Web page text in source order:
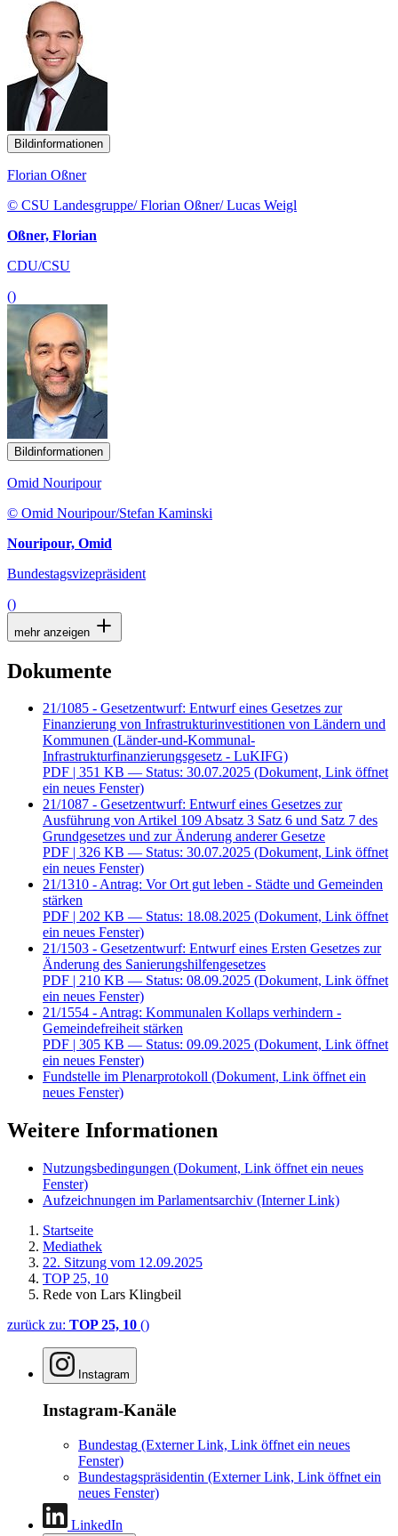
Bildinformationen
Florian Oßner
© CSU Landesgruppe/ Florian Oßner/ Lucas Weigl
Oßner, Florian
CDU/CSU
()
Bildinformationen
Omid Nouripour
© Omid Nouripour/Stefan Kaminski
Nouripour, Omid
Bundestagsvizepräsident
()
mehr anzeigen
Dokumente
21/1085 - Gesetzentwurf: Entwurf eines Gesetzes zur
Finanzierung von Infrastrukturinvestitionen von Ländern und
Kommunen (Länder-und-Kommunal-
Infrastrukturfinanzierungsgesetz - LuKIFG)
PDF | 351 KB — Status: 30.07.2025 (Dokument, Link öffnet
ein neues Fenster)
21/1087 - Gesetzentwurf: Entwurf eines Gesetzes zur
Ausführung von Artikel 109 Absatz 3 Satz 6 und Satz 7 des
Grundgesetzes und zur Änderung anderer Gesetze
PDF | 326 KB — Status: 30.07.2025 (Dokument, Link öffnet
ein neues Fenster)
21/1310 - Antrag: Vor Ort gut leben - Städte und Gemeinden
stärken
PDF | 202 KB — Status: 18.08.2025 (Dokument, Link öffnet
ein neues Fenster)
21/1503 - Gesetzentwurf: Entwurf eines Ersten Gesetzes zur
Änderung des Sanierungshilfengesetzes
PDF | 210 KB — Status: 08.09.2025 (Dokument, Link öffnet
ein neues Fenster)
21/1554 - Antrag: Kommunalen Kollaps verhindern -
Gemeindefreiheit stärken
PDF | 305 KB — Status: 09.09.2025 (Dokument, Link öffnet
ein neues Fenster)
Fundstelle im Plenarprotokoll (Dokument, Link öffnet ein
neues Fenster)
Weitere Informationen
Nutzungsbedingungen (Dokument, Link öffnet ein neues
Fenster)
Aufzeichnungen im Parlamentsarchiv (Interner Link)
Startseite
Mediathek
22. Sitzung vom 12.09.2025
TOP 25, 10
Rede von Lars Klingbeil
zurück zu: TOP 25, 10 ()
Instagram
Instagram-Kanäle
Bundestag (Externer Link, Link öffnet ein neues
Fenster)
Bundestagspräsidentin (Externer Link, Link öffnet ein
neues Fenster)
LinkedIn